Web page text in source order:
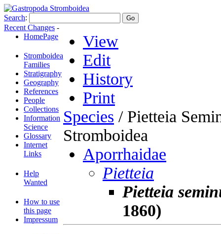
Search:
Recent Changes -
HomePage
Stromboidea
Families
Stratigraphy
Geography
References
People
Collections
Information
Science
Glossary
Internet
Links
Help
Wanted
How to use
this page
Impressum
View
Edit
History
Print
Species / Pietteia
Stromboidea
Aporrhaidae
Pietteia
Pietteia
1860)